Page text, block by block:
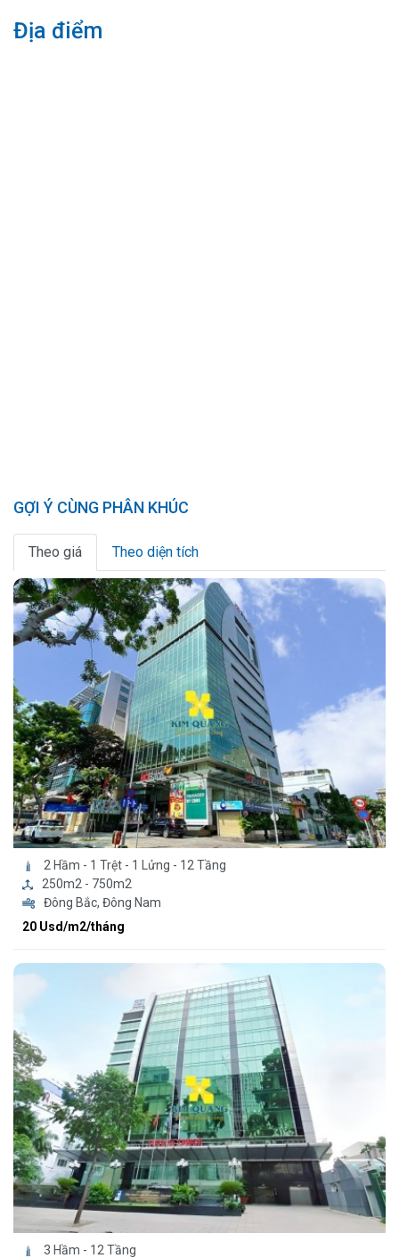
Địa điểm
GỢI Ý CÙNG PHÂN KHÚC
Theo giá Theo diện tích
2 Hầm - 1 Trệt - 1 Lửng - 12 Tầng
250m2 - 750m2
Đông Bắc, Đông Nam
20 Usd/m2/tháng
3 Hầm - 12 Tầng